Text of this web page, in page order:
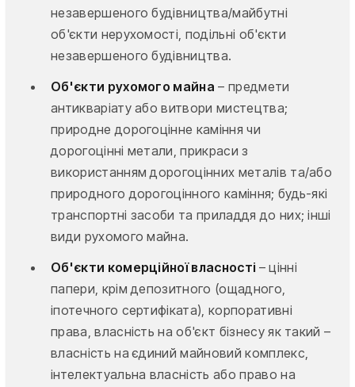
незавершеного будівництва/майбутні
об'єкти нерухомості, подільні об'єкти
незавершеного будівництва.
Об'єкти рухомого майна – предмети
антикваріату або витвори мистецтва;
природне дорогоцінне каміння чи
дорогоцінні метали, прикраси з
використанням дорогоцінних металів та/або
природного дорогоцінного каміння; будь-які
транспортні засоби та приладдя до них; інші
види рухомого майна.
Об'єкти комерційної власності – цінні
папери, крім депозитного (ощадного,
іпотечного сертифіката), корпоративні
права, власність на об'єкт бізнесу як такий –
власність на єдиний майновий комплекс,
інтелектуальна власність або право на